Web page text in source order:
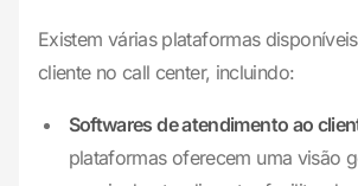
Existem várias plataformas
cliente no call center, incluindo:
Softwares de atendimento ao
plataformas oferecem uma visão